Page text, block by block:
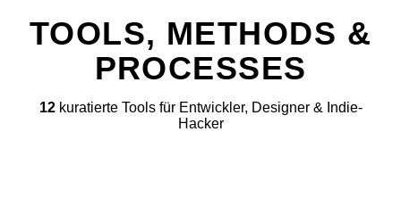
TOOLS, METHODS &
PROCESSES
12kuratierte Tools für Entwickler, Designer & Indie-
Hacker